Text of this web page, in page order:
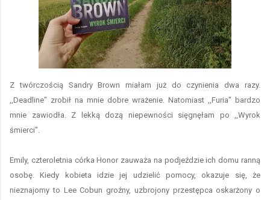
Z twórczością Sandry Brown miałam już do czynienia dwa razy.
,,Deadline" zrobił na mnie dobre wrażenie. Natomiast ,,Furia" bardzo
mnie zawiodła. Z lekką dozą niepewności sięgnęłam po ,,Wyrok
śmierci".
Emily, czteroletnia córka Honor zauważa na podjeździe ich domu ranną
osobę. Kiedy kobieta idzie jej udzielić pomocy, okazuje się, że
nieznajomy to Lee Cobun groźny, uzbrojony przestępca oskarżony o